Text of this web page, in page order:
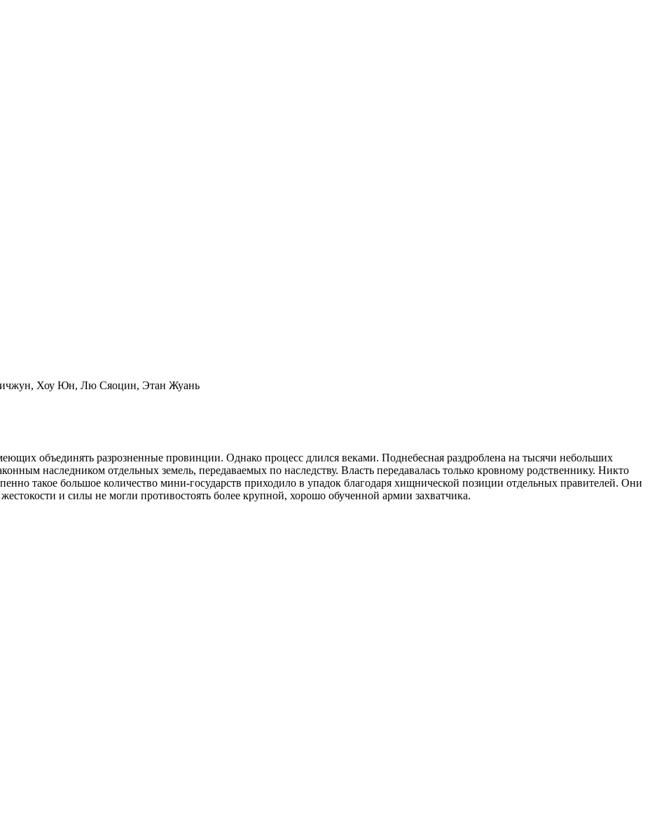
Хоу Юн, Лю Сяоцин, Этан Жуань
объединять разрозненные провинции. Однако процесс длился веками. Поднебесная раздроблена на тысячи небольших
наследником отдельных земель, передаваемых по наследству. Власть передавалась только кровному родственнику. Никто
такое большое количество мини-государств приходило в упадок благодаря хищнической позиции отдельных правителей. Они
и силы не могли противостоять более крупной, хорошо обученной армии захватчика.